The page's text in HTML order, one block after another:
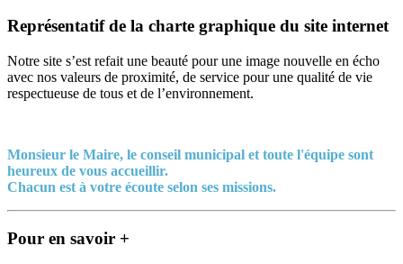
Représentatif de la charte graphique du site internet
Notre site s’est refait une beauté pour une image nouvelle en écho
avec nos valeurs de proximité, de service pour une qualité de vie
respectueuse de tous et de l’environnement.
Monsieur le Maire, le conseil municipal et toute l'équipe sont
heureux de vous accueillir.
Chacun est à votre écoute selon ses missions.
Pour en savoir +